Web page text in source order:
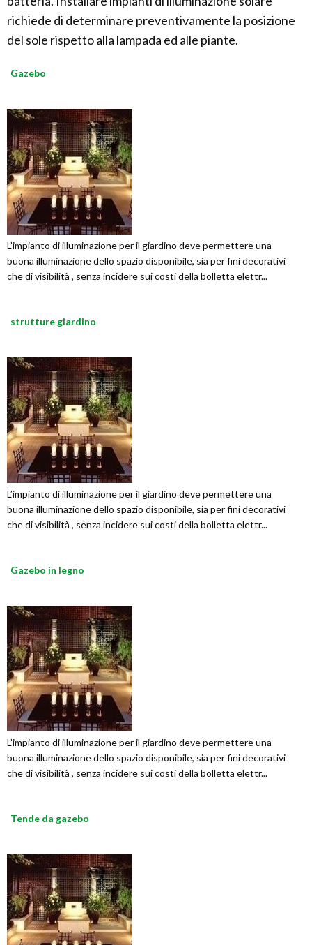
richiede di determinare preventivamente la posizione
del sole rispetto alla lampada ed alle piante.
Gazebo
L’impianto di illuminazione per il giardino deve permettere una
buona illuminazione dello spazio disponibile, sia per fini decorativi
che di visibilità , senza incidere sui costi della bolletta elettr...
strutture giardino
L’impianto di illuminazione per il giardino deve permettere una
buona illuminazione dello spazio disponibile, sia per fini decorativi
che di visibilità , senza incidere sui costi della bolletta elettr...
Gazebo in legno
L’impianto di illuminazione per il giardino deve permettere una
buona illuminazione dello spazio disponibile, sia per fini decorativi
che di visibilità , senza incidere sui costi della bolletta elettr...
Tende da gazebo